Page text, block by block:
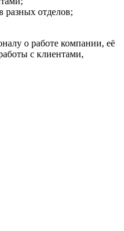
разных отделов;
о работе компании, её
с клиентами,